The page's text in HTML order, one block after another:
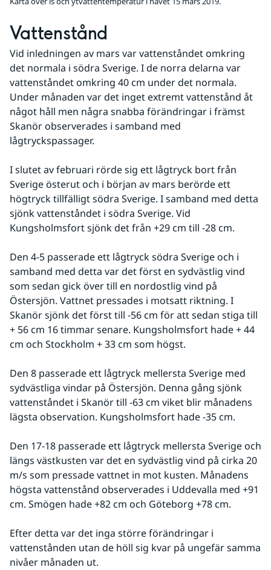
Vattenstånd
Vid inledningen av mars var vattenståndet omkring
det normala i södra Sverige. I de norra delarna var
vattenståndet omkring 40 cm under det normala.
Under månaden var det inget extremt vattenstånd åt
något håll men några snabba förändringar i främst
Skanör observerades i samband med
lågtryckspassager.
I slutet av februari rörde sig ett lågtryck bort från
Sverige österut och i början av mars berörde ett
högtryck tillfälligt södra Sverige. I samband med detta
sjönk vattenståndet i södra Sverige. Vid
Kungsholmsfort sjönk det från +29 cm till -28 cm.
Den 4-5 passerade ett lågtryck södra Sverige och i
samband med detta var det först en sydvästlig vind
som sedan gick över till en nordostlig vind på
Östersjön. Vattnet pressades i motsatt riktning. I
Skanör sjönk det först till -56 cm för att sedan stiga till
+ 56 cm 16 timmar senare. Kungsholmsfort hade + 44
cm och Stockholm + 33 cm som högst.
Den 8 passerade ett lågtryck mellersta Sverige med
sydvästliga vindar på Östersjön. Denna gång sjönk
vattenståndet i Skanör till -63 cm viket blir månadens
lägsta observation. Kungsholmsfort hade -35 cm.
Den 17-18 passerade ett lågtryck mellersta Sverige och
längs västkusten var det en sydvästlig vind på cirka 20
m/s som pressade vattnet in mot kusten. Månadens
högsta vattenstånd observerades i Uddevalla med +91
cm. Smögen hade +82 cm och Göteborg +78 cm.
Efter detta var det inga större förändringar i
vattenstånden utan de höll sig kvar på ungefär samma
nivåer månaden ut.